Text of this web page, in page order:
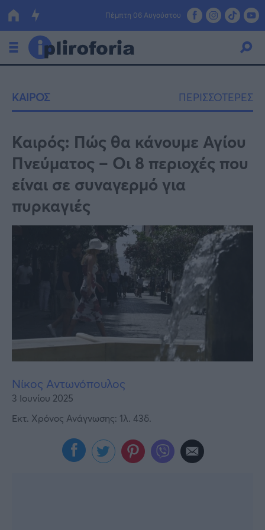
Πέμπτη 06 Αυγούστου
Οικονομία
Πολιτική
Τράπεζες
Επιδοτήσεις
ΕΣΠΑ
Κόσμος
Lifestyle
Αθλητικά
Γυναίκα
Καιρός
ΚΑΙΡΟΣ ΠΕΡΙΣΣΟΤΕΡΕΣ
Καιρός: Πώς θα κάνουμε Αγίου
Πνεύματος – Οι 8 περιοχές που
είναι σε συναγερμό για
πυρκαγιές
Νίκος Αντωνόπουλος
3 Ιουνίου 2025
Εκτ. Χρόνος Ανάγνωσης: 1λ. 43δ.